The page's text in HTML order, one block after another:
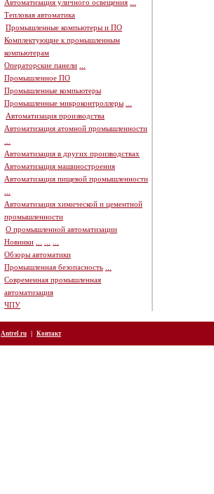
Автоматизация уличного освещения
Тепловая автоматика
Промышленные компьютеры и ПО
Комплектующие к промышленным
компьютерам
Операторские панели
Промышленное ПО
Промышленные компьютеры
Промышленные микроконтроллеры
Автоматизация производства
Автоматизация атомной промышленности
Автоматизация в других производствах
Автоматизация машиностроения
Автоматизация пищевой промышленности
Автоматизация химической и цементной
промышленности
О промышленной автоматизации
Новинки
Обзоры автоматики
Промышленная безопасность
Современная промышленная
автоматизация
ЧПУ
Antrel.ru | Контакт